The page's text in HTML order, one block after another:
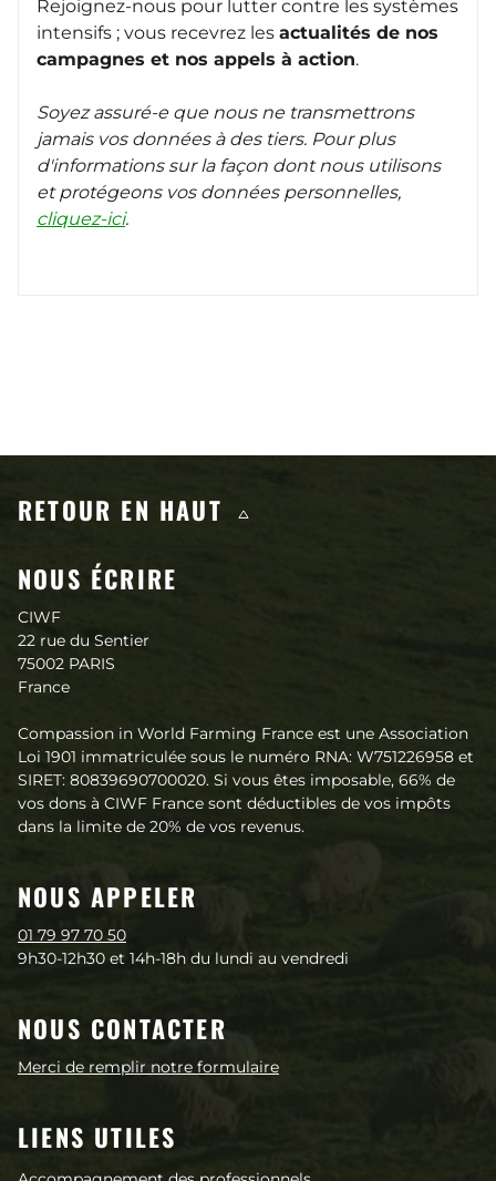
Rejoignez-nous pour lutter contre les systèmes
intensifs ; vous recevrez les actualités de nos
campagnes et nos appels à action.
Soyez assuré-e que nous ne transmettrons
jamais vos données à des tiers. Pour plus
d'informations sur la façon dont nous utilisons
et protégeons vos données personnelles,
cliquez-ici.
Contenus qui pourraient vous
RETOUR EN HAUT
NOUS ÉCRIRE
CIWF
22 rue du Sentier
75002 PARIS
France
Compassion in World Farming France est une Association
Loi 1901 immatriculée sous le numéro RNA: W751226958 et
SIRET: 80839690700020. Si vous êtes imposable, 66% de
vos dons à CIWF France sont déductibles de vos impôts
dans la limite de 20% de vos revenus.
NOUS APPELER
01 79 97 70 50
9h30-12h30 et 14h-18h du lundi au vendredi
NOUS CONTACTER
Merci de remplir notre formulaire
LIENS UTILES